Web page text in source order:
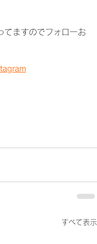
てますのでフォローお
すべて表示